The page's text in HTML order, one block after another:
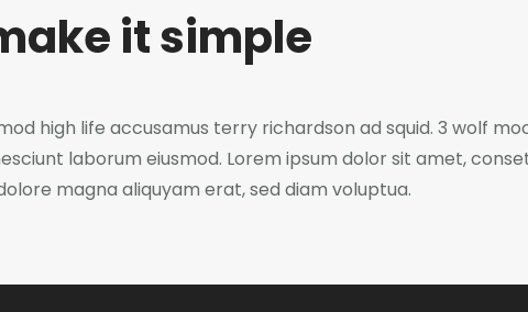
it simple
high life accusamus terry richardson ad squid. 3 wolf
laborum eiusmod. Lorem ipsum dolor sit amet,
magna aliquyam erat, sed diam voluptua.